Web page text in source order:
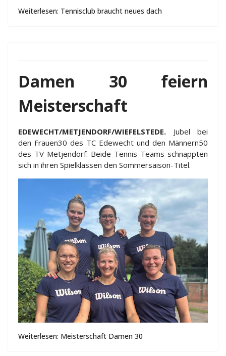
Weiterlesen: Tennisclub braucht neues dach
Damen 30 feiern
Meisterschaft
EDEWECHT/METJENDORF/WIEFELSTEDE. Jubel bei
den Frauen30 des TC Edewecht und den Männern50
des TV Metjendorf: Beide Tennis-Teams schnappten
sich in ihren Spielklassen den Sommersaison-Titel.
Weiterlesen: Meisterschaft Damen 30